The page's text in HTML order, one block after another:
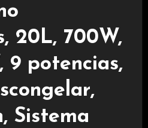
20L, 700W,
9 potencias,
Sistema